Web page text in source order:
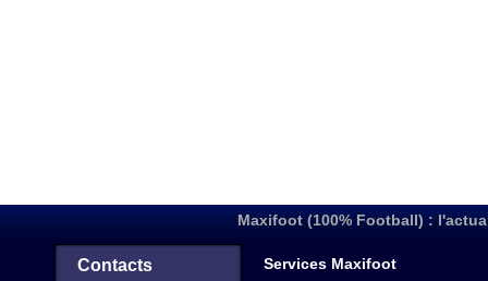
Maxifoot (100% Football) :
Contacts Services Maxifoot